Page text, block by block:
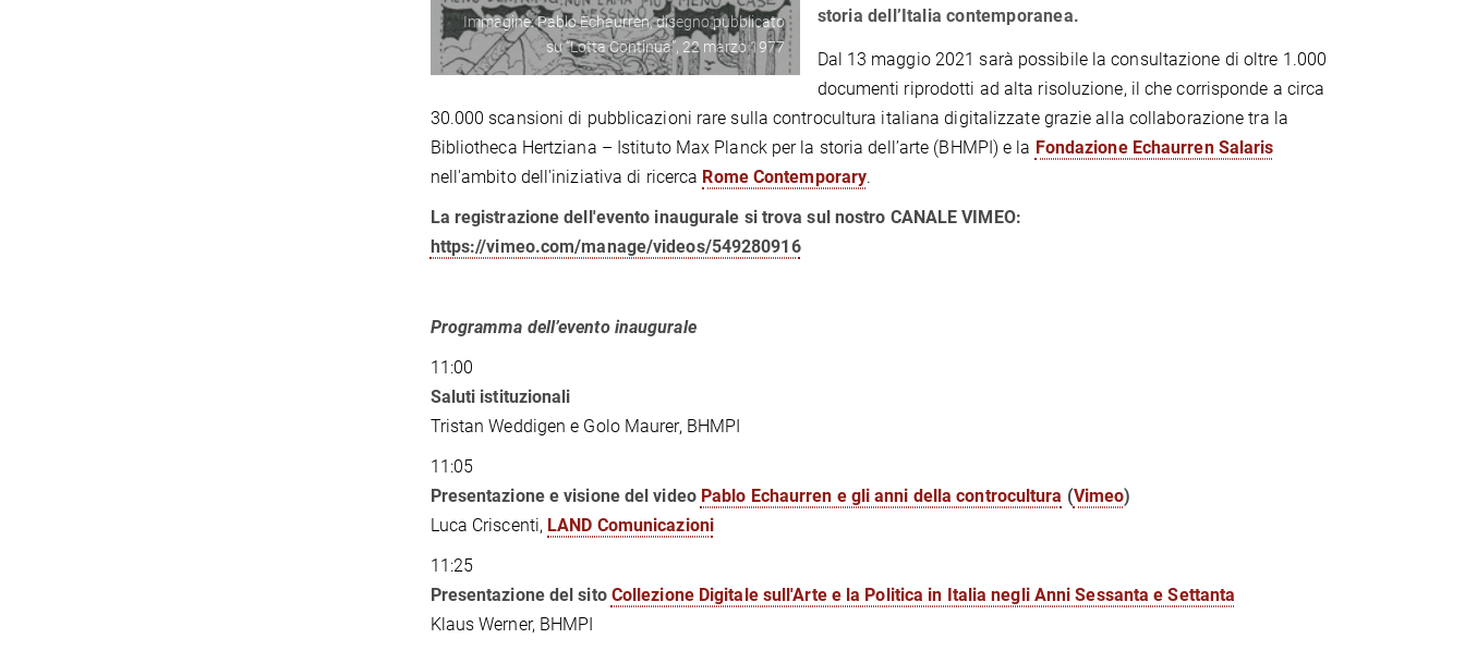
Immagine: Pablo Echaurren, disegno pubblicato
su “Lotta Continua”, 22 marzo 1977
storia dell’Italia contemporanea.
Dal 13 maggio 2021 sarà possibile la consultazione di oltre 1.000
documenti riprodotti ad alta risoluzione, il che corrisponde a circa
30.000 scansioni di pubblicazioni rare sulla controcultura italiana digitalizzate grazie alla collaborazione tra la
Bibliotheca Hertziana – Istituto Max Planck per la storia dell’arte (BHMPI) e la Fondazione Echaurren Salaris
nell'ambito dell'iniziativa di ricerca Rome Contemporary.
La registrazione dell'evento inaugurale si trova sul nostro CANALE VIMEO:
https://vimeo.com/manage/videos/549280916
Programma dell’evento inaugurale
11:00
Saluti istituzionali
Tristan Weddigen e Golo Maurer, BHMPI
11:05
Presentazione e visione del video Pablo Echaurren e gli anni della controcultura (Vimeo)
Luca Criscenti, LAND Comunicazioni
11:25
Presentazione delsito Collezione Digitale sull'Arte e la Politica in Italia negli Anni Sessanta e Settanta
Klaus Werner, BHMPI